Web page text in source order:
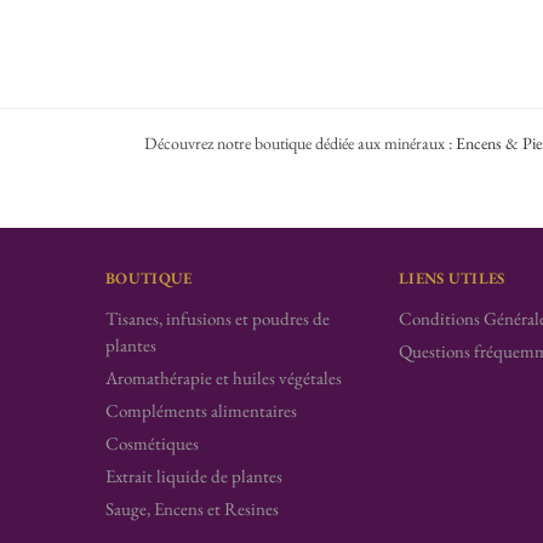
Découvrez notre boutique dédiée aux minéraux :Encens &
BOUTIQUE
Tisanes, infusions et poudres de
plantes
Aromathérapie et huiles végétales
Compléments alimentaires
Cosmétiques
Extrait liquide de plantes
Sauge, Encens et Resines
LIENS UTILES
Conditions
Questions